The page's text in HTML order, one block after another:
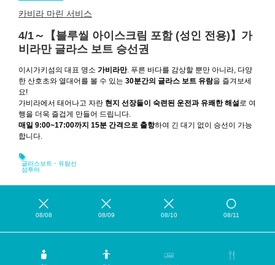
카비라 마린 서비스
4/1～【블루씰 아이스크림 포함 (성인 전용)】가
비라만 글라스 보트 승선권
이시가키섬의 대표 명소 가비라만. 푸른 바다를 감상할 뿐만 아니라, 다양
한 산호초와 열대어를 볼 수 있는 30분간의 글라스 보트 유람을 즐겨보세
요!
가비라에서 태어나고 자란 현지 선장들이 숙련된 운전과 유쾌한 해설로 여
행을 더욱 즐겁게 만들어 드립니다.
매일 9:00~17:00까지 15분 간격으로 출항하여 긴 대기 없이 승선이 가능
합니다.
글라스보트・유람선
섬투어
08/08 08/09 08/10 08/11